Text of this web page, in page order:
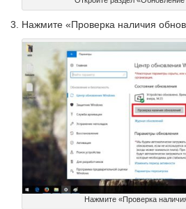
Нажмите «Проверка наличия
Нажмите «Проверка